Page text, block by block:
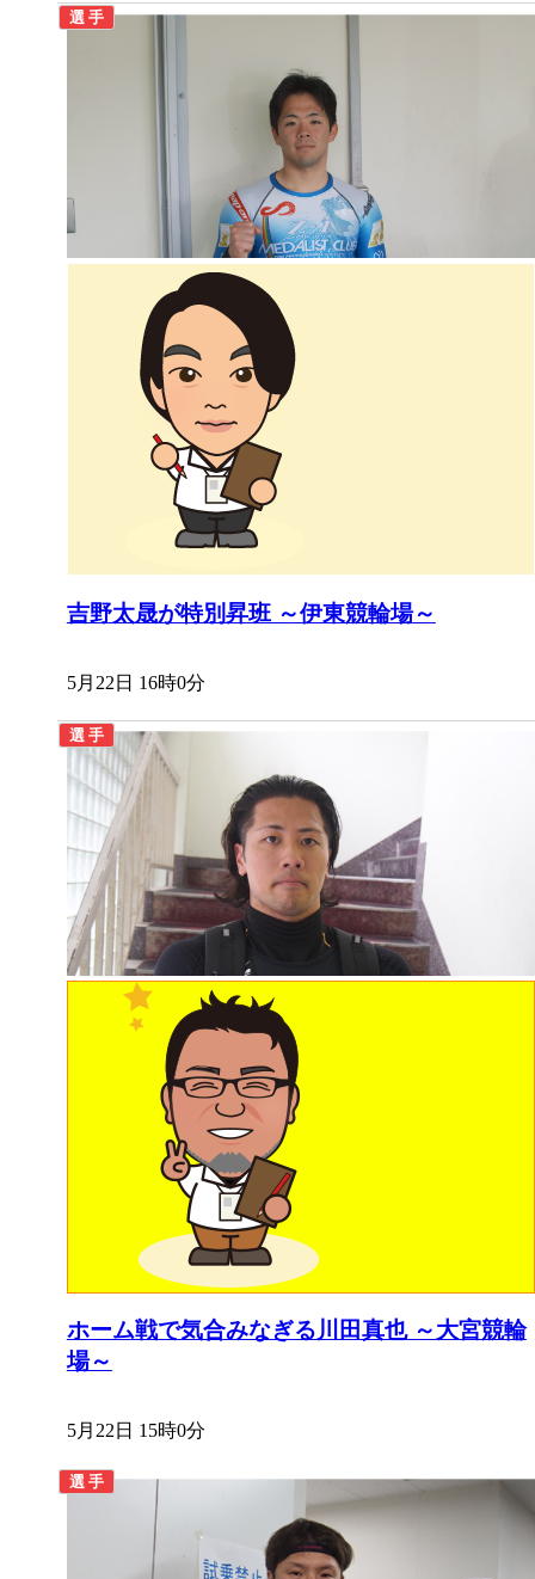
吉野太晟が特別昇班 ～伊東競輪場～
5月22日 16時0分
ホーム戦で気合みなぎる川田真也 ～大宮競輪
場～
5月22日 15時0分